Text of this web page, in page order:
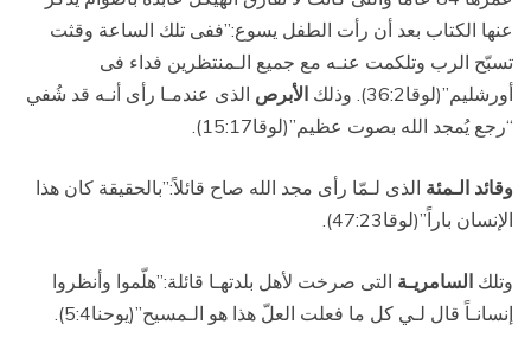
عنها الكتاب بعد أن رأت الطفل يسوع:”ففى تلك الساعة وقثت
تسبّح الرب وتلكمت عنـه مع جميع الـمنتظرين فداء فى
أورشليم”(لوقا36:2). وذلك
الأبرص الذى عندمـا رأى أنـه قد شُفي
“رجع يُمجد الله بصوت عظيم”(لوقا15:17).
وقائد الـمئة الذى لـمّا رأى مجد الله صاح قائلاً:”بالحقيقة كان هذا
الإنسان باراً”(لوقا47:23).
وتلك السامريـة التى صرخت لأهل بلدتهـا قائلة:”هلّموا وأنظروا
إنسانـاً قال لـي كل ما فعلت العلّ هذا هو الـمسيح”(يوحنا5:4).